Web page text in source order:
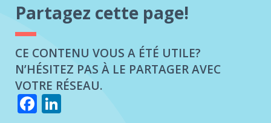
Partagez cette page!
CE CONTENU VOUS A ÉTÉ UTILE?
N’HÉSITEZ PAS À LE PARTAGER AVEC
VOTRE RÉSEAU.
Facebook